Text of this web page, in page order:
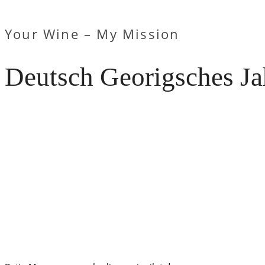
Your Wine – My Mission
Deutsch Georigsches